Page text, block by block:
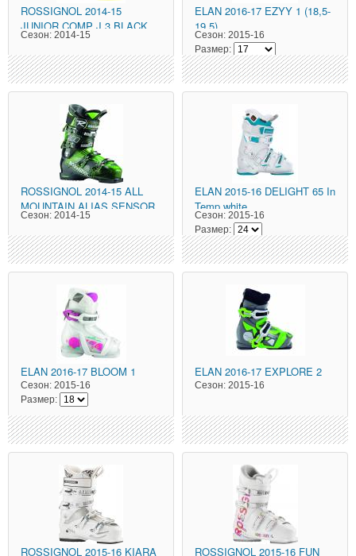
ROSSIGNOL 2014-15
JUNIOR COMP J 3 BLACK
Сезон: 2014-15
ELAN 2016-17 EZYY 1 (18,5-
19,5)
Сезон: 2015-16
Размер:
ROSSIGNOL 2014-15 ALL
MOUNTAIN ALIAS SENSOR
100 - GREEN TRAN
Сезон: 2014-15
ELAN 2015-16 DELIGHT 65 In
Temp white
Сезон: 2015-16
Размер:
ELAN 2016-17 BLOOM 1
Сезон: 2015-16
Размер:
ELAN 2016-17 EXPLORE 2
Сезон: 2015-16
ROSSIGNOL 2015-16 KIARA
ROSSIGNOL 2015-16 FUN